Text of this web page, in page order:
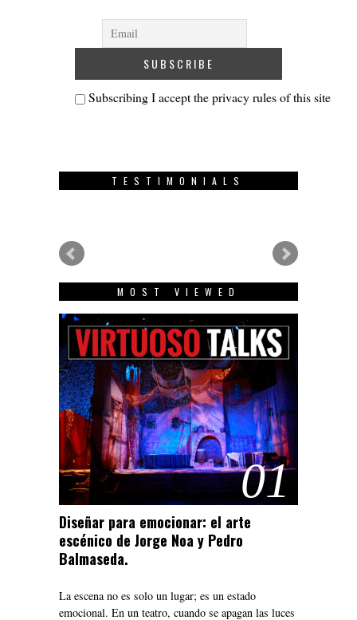
Subscribing I accept the privacy rules of this site
TESTIMONIALS
Enuel & Vanessa Photographers
MOST VIEWED
01
Diseñar para emocionar: el arte
escénico de Jorge Noa y Pedro
Balmaseda.
La escena no es solo un lugar; es un estado
emocional. En un teatro, cuando se apagan las luces